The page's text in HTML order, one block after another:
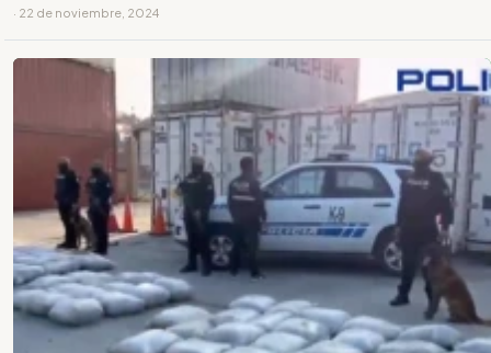
· 22 de noviembre, 2024